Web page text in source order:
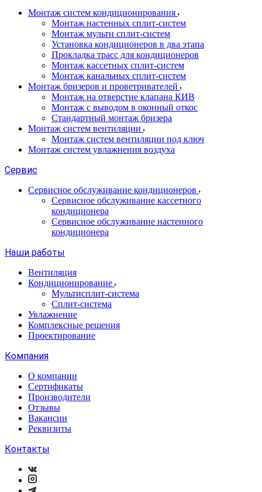
Монтаж систем кондиционирования
Монтаж настенных сплит-систем
Монтаж мульти сплит-систем
Установка кондиционеров в два этапа
Прокладка трасс для кондиционеров
Монтаж кассетных сплит-систем
Монтаж канальных сплит-систем
Монтаж бризеров и проветривателей
Монтаж на отверстие клапана КИВ
Монтаж с выводом в оконный откос
Стандартный монтаж бризера
Монтаж систем вентиляции
Монтаж систем вентиляции под ключ
Монтаж систем увлажнения воздуха
Сервис
Сервисное обслуживание кондиционеров
Сервисное обслуживание кассетного
кондиционера
Сервисное обслуживание настенного
кондиционера
Наши работы
Вентиляция
Кондиционирование
Мультисплит-система
Сплит-система
Увлажнение
Комплексные решения
Проектирование
Компания
О компании
Сертификаты
Производители
Отзывы
Вакансии
Реквизиты
Контакты